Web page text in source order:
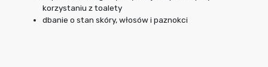
korzystaniu z toalety
dbanie o stan skóry, włosów i paznokci